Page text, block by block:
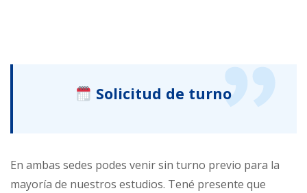
Solicitud de turno
En ambas sedes podes venir sin turno previo para la
mayoría de nuestros estudios. Tené presente que